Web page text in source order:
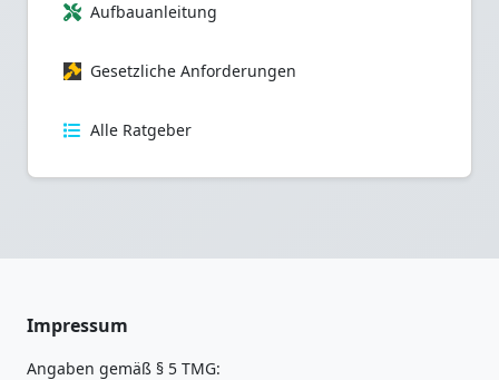
Aufbauanleitung
Gesetzliche Anforderungen
Alle Ratgeber
Impressum
Angaben gemäß § 5 TMG: